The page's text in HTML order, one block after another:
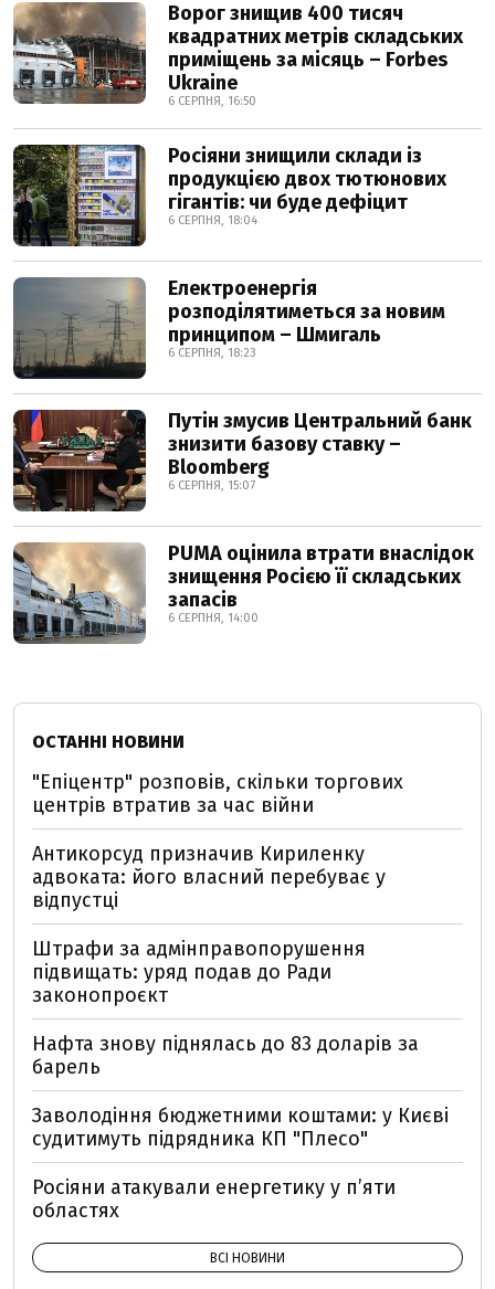
Ворог знищив 400 тисяч
квадратних метрів складських
приміщень за місяць – Forbes
Ukraine
6 СЕРПНЯ, 16:50
Росіяни знищили склади із
продукцією двох тютюнових
гігантів: чи буде дефіцит
6 СЕРПНЯ, 18:04
Електроенергія
розподілятиметься за новим
принципом – Шмигаль
6 СЕРПНЯ, 18:23
Путін змусив Центральний банк
знизити базову ставку –
Bloomberg
6 СЕРПНЯ, 15:07
PUMA оцінила втрати внаслідок
знищення Росією її складських
запасів
6 СЕРПНЯ, 14:00
ОСТАННІ НОВИНИ
"Епіцентр" розповів, скільки торгових
центрів втратив за час війни
Антикорсуд призначив Кириленку
адвоката: його власний перебуває у
відпустці
Штрафи за адмінправопорушення
підвищать: уряд подав до Ради
законопроєкт
Нафта знову піднялась до 83 доларів за
барель
Заволодіння бюджетними коштами: у Києві
судитимуть підрядника КП "Плесо"
Росіяни атакували енергетику у пʼяти
областях
ВСІ НОВИНИ